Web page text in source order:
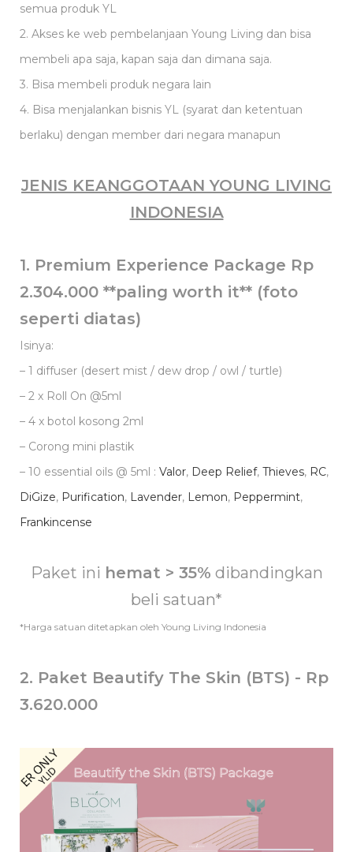
semua produk YL
2. Akses ke web pembelanjaan Young Living dan bisa
membeli apa saja, kapan saja dan dimana saja.
3. Bisa membeli produk negara lain
4. Bisa menjalankan bisnis YL (syarat dan ketentuan
berlaku) dengan member dari negara manapun
JENIS KEANGGOTAAN YOUNG LIVING
INDONESIA
1. Premium Experience Package Rp
2.304.000 **paling worth it** (foto
seperti diatas)
Isinya:
– 1 diffuser (desert mist / dew drop / owl / turtle)
– 2 x Roll On @5ml
– 4 x botol kosong 2ml
– Corong mini plastik
– 10 essential oils @ 5ml : Valor, Deep Relief, Thieves, RC,
DiGize, Purification, Lavender, Lemon, Peppermint,
Frankincense
Paket ini hemat > 35% dibandingkan
beli satuan*
*Harga satuan ditetapkan oleh Young Living Indonesia
2. Paket Beautify The Skin (BTS) - Rp
3.620.000